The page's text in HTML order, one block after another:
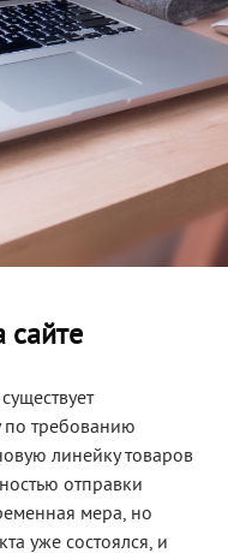
сайте
по требованию
линейку товаров
отправки
мера, но
уже состоялся, и